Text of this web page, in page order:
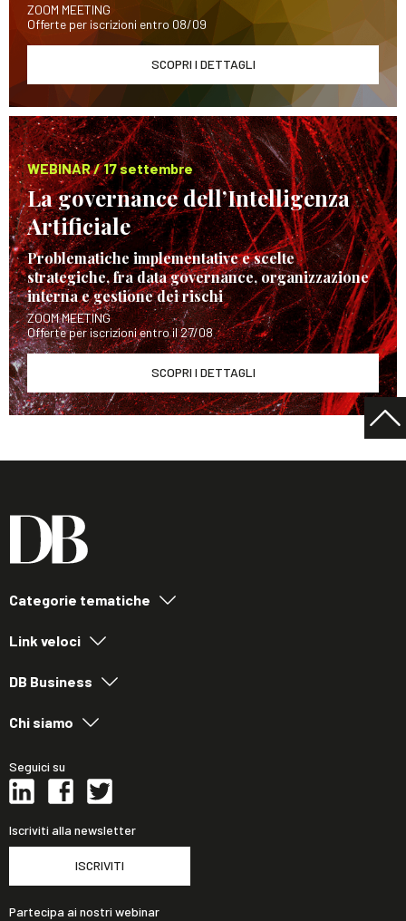
ZOOM MEETING
Offerte per iscrizioni entro 08/09
SCOPRI I DETTAGLI
WEBINAR / 17 settembre
La governance dell’Intelligenza
Artificiale
Problematiche implementative e scelte
strategiche, fra data governance, organizzazione
interna e gestione dei rischi
ZOOM MEETING
Offerte per iscrizioni entro il 27/08
SCOPRI I DETTAGLI
Categorie tematiche
Link veloci
DB Business
Chi siamo
Seguici su
Iscriviti alla newsletter
ISCRIVITI
Partecipa ai nostri webinar